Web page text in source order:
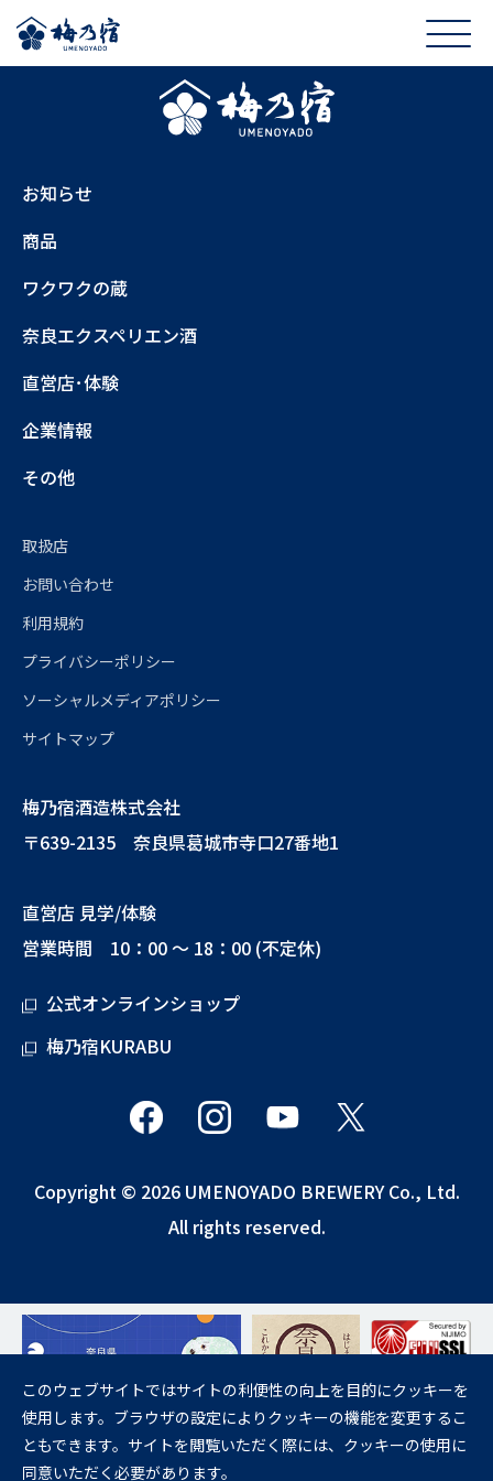
お知らせ
商品
ワクワクの蔵
奈良エクスペリエン酒
直営店･体験
企業情報
その他
取扱店
お問い合わせ
利用規約
プライバシーポリシー
ソーシャルメディアポリシー
サイトマップ
梅乃宿酒造株式会社
〒639-2135 奈良県葛城市寺口27番地1
直営店 見学/体験
営業時間 10：00 ～ 18：00 (不定休)
公式オンラインショップ
梅乃宿KURABU
Copyright © 2026 UMENOYADO BREWERY Co., Ltd.
All rights reserved.
飲酒は20歳になってから。
妊娠中や授乳期の飲酒は、胎児・乳児の発育に悪影響を与えるおそれが
あります。
このウェブサイトではサイトの利便性の向上を目的にクッキーを
使用します。ブラウザの設定によりクッキーの機能を変更するこ
ともできます。サイトを閲覧いただく際には、クッキーの使用に
同意いただく必要があります。